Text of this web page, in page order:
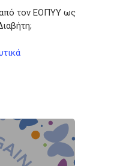
από τον ΕΟΠΥΥ ως